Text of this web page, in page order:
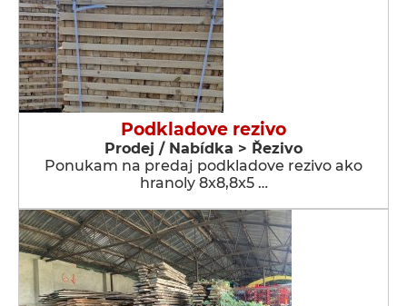
Podkladove rezivo
Prodej / Nabídka > Řezivo
Ponukam na predaj podkladove rezivo ako
hranoly 8x8,8x5 …